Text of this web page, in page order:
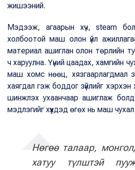
жишээний.
Мэдээж, агаарын хүч, steam
холбоотой маш олон үйл
материал ашиглан олон төрлийн
ч харуулна. Үүний цаадах, хамгийн
маш хомс нөөц, хязгаарлагдмал
хаягдал гэж боддог зүйлийг хэрхэн
шинжлэх ухаанчаар ашиглаж
мэдлэгийг хүүхдэд өгөх нь маш чухал.
Нөгөө талаар,
хатуу түлштэй